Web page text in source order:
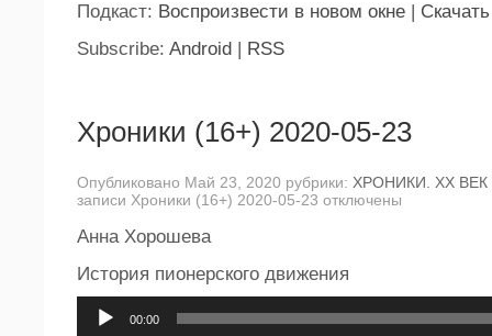
Подкаст: Воспроизвести в новом окне | Скачать
Subscribe: Android | RSS
Хроники (16+) 2020-05-23
Опубликовано Май 23, 2020 рубрики: ХРОНИКИ. ХХ ВЕК
записи Хроники (16+) 2020-05-23 отключены
Анна Хорошева
История пионерского движения
00:00